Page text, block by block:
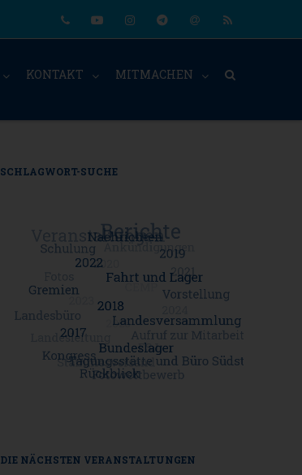
KONTAKT MITMACHEN
SCHLAGWORT-SUCHE
DIE NÄCHSTEN VERANSTALTUNGEN